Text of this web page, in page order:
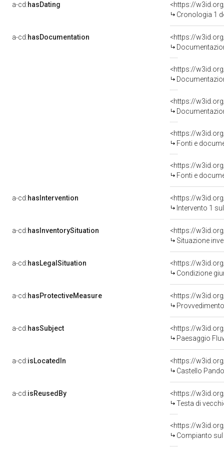
a-cd:hasDating
<https://
Cronologia 1
a-cd:hasDocumentation
<https://
Fonti e
<https://
Fonti e
a-cd:hasIntervention
<https://
Intervento 1
a-cd:hasInventorySituation
<https://
Situazione
a-cd:hasLegalSituation
<https://
Condizione
a-cd:hasProtectiveMeasure
<https://
a-cd:hasSubject
<https://
Paesaggio
a-cd:isLocatedIn
<https://
Castello
a-cd:isReusedBy
<https://
Testa di
<https://
Compianto